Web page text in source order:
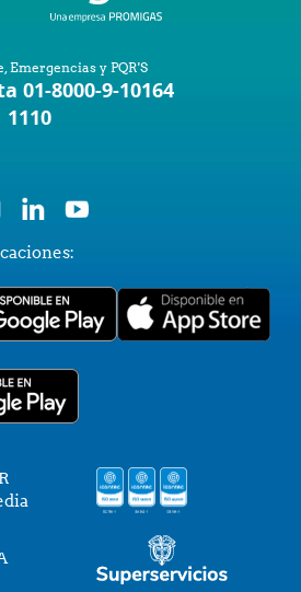
Emergencias y PQR'S
01-8000-9-10164
1110